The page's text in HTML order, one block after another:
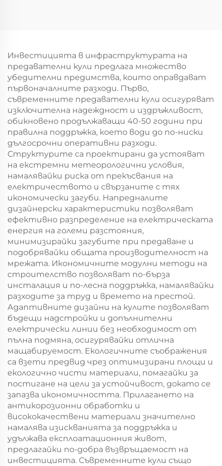
Инвестицията в инфраструктурата на
предавателни кули предлага множество
убедителни предимства, които оправдават
първоначалните разходи. Първо,
съвременните предавателни кули осигуряват
изключителна надеждност и издръжливост,
обикновено продължаващи 40-50 години при
правилна поддръжка, което води до по-ниски
дългосрочни оперативни разходи.
Структурите са проектирани да устояват
на екстремни метеорологични условия,
намалявайки риска от прекъсвания на
електричеството и свързаните с тях
икономически загуби. Напредналите
дизайнерски характеристики позволяват
ефективно разпределение на електрическата
енергия на големи разстояния,
минимизирайки загубите при предаване и
подобрявайки общата производителност на
мрежата. Икономичните модулни методи на
строителство позволяват по-бърза
инсталация и по-лесна поддръжка, намалявайки
разходите за труд и времето на престой.
Адаптивните дизайни на кулите позволяват
бъдещи надстройки и допълнителни
електрически линии без необходимост от
пълна подмяна, осигурявайки отлична
мащабируемост. Екологичните съображения
са взети предвид чрез оптимизирани площи и
екологично чисти материали, помагайки за
постигане на цели за устойчивост, докато се
запазва икономичността. Прилагането на
антикорозионни обработки и
висококачествени материали значително
намалява изискванията за поддръжка и
удължава експлоатационния живот,
предлагайки по-добра възвръщаемост на
инвестицията. Съвременните кули също